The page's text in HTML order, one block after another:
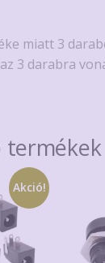
miatt 3
3 darabra
termékek
Akció!